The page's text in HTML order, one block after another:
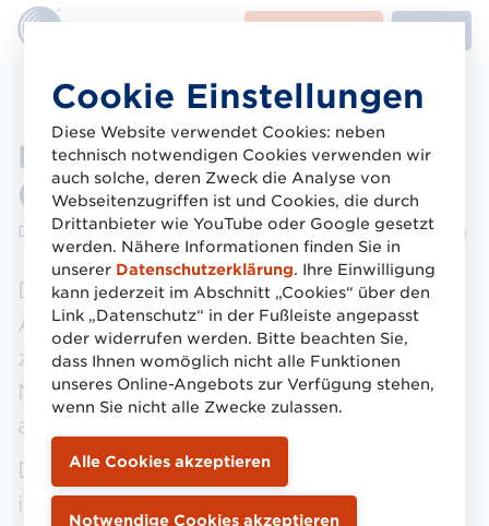
Inhalt
Logistikverbund Mehrweg
(LMW)
Die Plattform zur Koordination von Mehrweg-Systemen
Der LMW arbeitet mit relevanten
Akteuren verschiedener Branchen
zusammen, um neue, standardisierte
Mehrweg-Systeme zu schaffen und sie
aufeinander abzustimmen.
Die praxistauglichen Lösungen werden
innerhalb themenspezifischer
Cookie Einstellungen
Diese Website verwendet Cookies: neben
technisch notwendigen Cookies verwenden wir
auch solche, deren Zweck die Analyse von
Webseitenzugriffen ist und Cookies, die durch
Drittanbieter wie YouTube oder Google gesetzt
werden. Nähere Informationen finden Sie in
unserer Datenschutzerklärung. Ihre Einwilligung
kann jederzeit im Abschnitt „Cookies“ über den
Link „Datenschutz“ in der Fußleiste angepasst
oder widerrufen werden. Bitte beachten Sie,
dass Ihnen womöglich nicht alle Funktionen
unseres Online-Angebots zur Verfügung stehen,
wenn Sie nicht alle Zwecke zulassen.